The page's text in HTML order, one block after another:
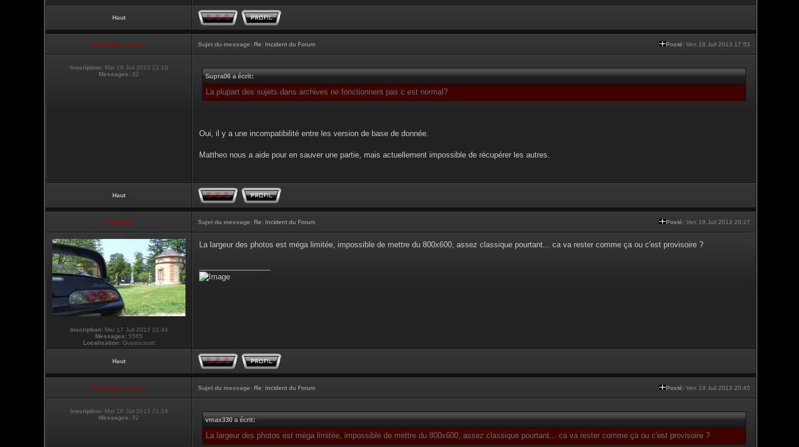
Haut
Club Supra France Sujet du message: Re: Incident du Forum Posté: Ven 19 Juil 2013 17:53
Inscription: Mar 16 Juil 2013 21:16
Messages: 82 Supra06 a écrit:
La plupart des sujets dans archives ne fonctionnent pas c est normal?
Oui, il y a une incompatibilité entre les version de base de donnée.
Mattheo nous a aide pour en sauver une partie, mais actuellement impossible de récupérer les autres.
Haut
vmax330 Sujet du message: Re: Incident du Forum Posté: Ven 19 Juil 2013 20:27
Inscription:Mer 17 Juil 2013 21:44
Messages: 5565
Localisation: Guyancourt
La largeur des photos est méga limitée, impossible de mettre du 800x600, assez classique pourtant... ca va rester comme ça ou c'est provisoire ?
Haut
Club Supra France Sujet du message: Re: Incident du Forum Posté: Ven 19 Juil 2013 20:45
Inscription: Mar 16 Juil 2013 21:16
Messages: 82 vmax330 a écrit:
La largeur des photos est méga limitée, impossible de mettre du 800x600, assez classique pourtant... ca va rester comme ça ou c'est provisoire ?